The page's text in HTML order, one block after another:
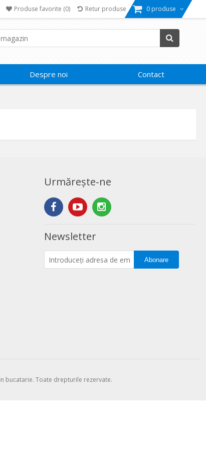
Produse favorite (0) Retur produse 0 produse
Despre noi Contact
Urmărește-ne
Newsletter
Abonare
bucatarie. Toate drepturile rezervate.